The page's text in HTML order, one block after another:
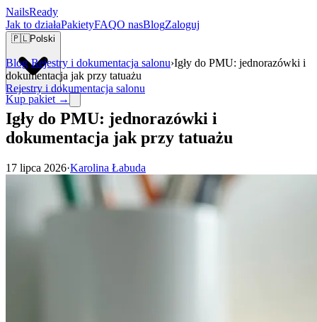
NailsReady
Jak to działaPakietyFAQO nasBlogZaloguj
🇵🇱Polski
Kup pakiet →
Blog›Rejestry i dokumentacja salonu›Igły do PMU: jednorazówki i
dokumentacja jak przy tatuażu
Rejestry i dokumentacja salonu
Igły do PMU: jednorazówki i
dokumentacja jak przy tatuażu
17 lipca 2026·Karolina Łabuda